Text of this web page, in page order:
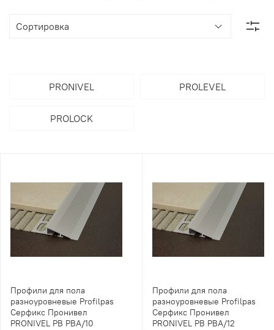
PRONIVEL PROLEVEL
PROLOCK
Профили для пола
разноуровневые Profilpas
Серфикс Пронивел
PRONIVEL PB PBA/10
Профили для пола
разноуровневые Profilpas
Серфикс Пронивел
PRONIVEL PB PBA/12